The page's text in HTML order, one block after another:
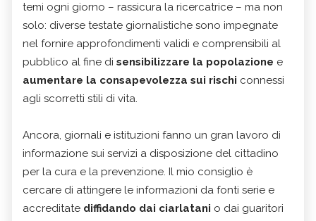
temi ogni giorno – rassicura la ricercatrice – ma non
solo: diverse testate giornalistiche sono impegnate
nel fornire approfondimenti validi e comprensibili al
pubblico al fine di sensibilizzare la popolazione e
aumentare la consapevolezza sui rischi connessi
agli scorretti stili di vita.
Ancora, giornali e istituzioni fanno un gran lavoro di
informazione sui servizi a disposizione del cittadino
per la cura e la prevenzione. Il mio consiglio è
cercare di attingere le informazioni da fonti serie e
accreditate diffidando dai ciarlatani o dai guaritori